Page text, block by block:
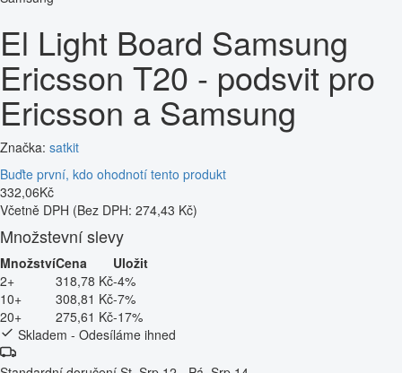
El Light Board Samsung
Ericsson T20 - podsvit pro
Ericsson a Samsung
Značka: satkit
Buďte první, kdo ohodnotí tento produkt
332,06Kč
Včetně DPH (Bez DPH: 274,43 Kč)
Množstevní slevy
MnožstvíCena
Uložit
2+
318,78 Kč-4%
10+
308,81 Kč-7%
20+
275,61 Kč-17%
Skladem - Odesíláme ihned